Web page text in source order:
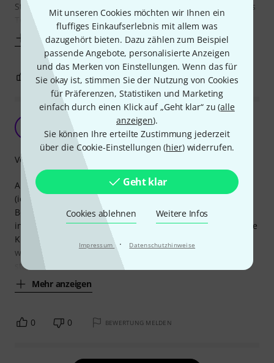
Mit unseren Cookies möchten wir Ihnen ein
fluffiges Einkaufserlebnis mit allem was
dazugehört bieten. Dazu zählen zum Beispiel
passende Angebote, personalisierte Anzeigen
und das Merken von Einstellungen. Wenn das für
Sie okay ist, stimmen Sie der Nutzung von Cookies
für Präferenzen, Statistiken und Marketing
einfach durch einen Klick auf „Geht klar“ zu (alle
anzeigen).
Sie können Ihre erteilte Zustimmung jederzeit
über die Cookie-Einstellungen (hier) widerrufen.
Geht klar
Cookies ablehnen Weitere Infos
Impressum · Datenschutzhinweise
Stahlbauweise läßt hierüber keine Zweifel aufkommen: Das
Teil ist sehr
Mehr anzeigen
0 BEWERTUNG MELDEN
Kunststoffkappe kann sich lösen
Ron Granger 14.09.2020
Auch wenn das Produkt insgesamt stabil genug erscheint
(ich gehe nicht davon aus, dass bei einer normal schweren
Box ein Sicherheitsrisiko besteht) habe ich bei einer
inzwischen etwas älteren Produktion gesehen, dass sich die
Kunststoffkappe am Ende des Flansches rausgedrückt hat,
wodurch das Rohr also hinten offen war. Es hält trotzdem
stabil, da auch das Metall
Mehr anzeigen
Verarbeitung
0 0 BEWERTUNG MELDEN